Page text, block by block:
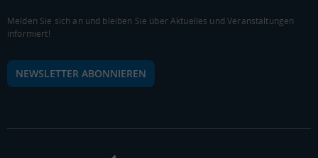
0 € 20.000 € 40.000 €
Bundesland
Melden Sie sich an und bleiben Sie über Aktuelles und Veranstaltungen
informiert!
NEWSLETTER ABONNIEREN